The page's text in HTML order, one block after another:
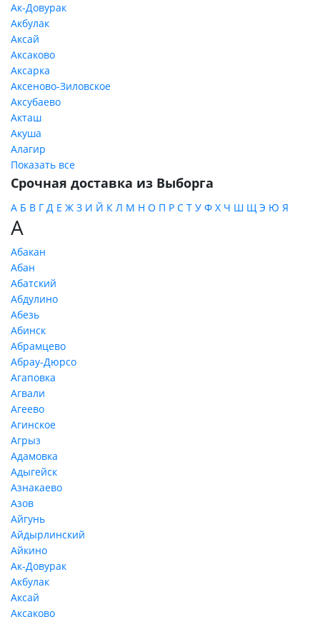
Ак-Довурак
Акбулак
Аксай
Аксаково
Аксарка
Аксеново-Зиловское
Аксубаево
Акташ
Акуша
Алагир
Показать все
Срочная доставка из Выборга
А Б В Г Д Е Ж З И Й К Л М Н О П Р С Т У Ф Х Ч Ш Щ Э Ю Я
А
Абакан
Абан
Абатский
Абдулино
Абезь
Абинск
Абрамцево
Абрау-Дюрсо
Агаповка
Агвали
Агеево
Агинское
Агрыз
Адамовка
Адыгейск
Азнакаево
Азов
Айгунь
Айдырлинский
Айкино
Ак-Довурак
Акбулак
Аксай
Аксаково